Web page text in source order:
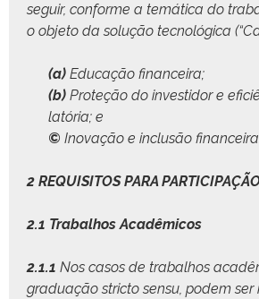
seguir, con­forme a temáti­ca do
o obje­to da solução tec­nológ­i­ca
(a) Edu­cação financeira;
(b) Pro­teção do investi­dor e
latória; e
© Ino­vação e inclusão
2 REQUISITOS PARA
2.1 Tra­bal­hos Acadêmicos
2.1.1 Nos casos de tra­bal­hos
grad­u­ação stric­to sen­su, podem